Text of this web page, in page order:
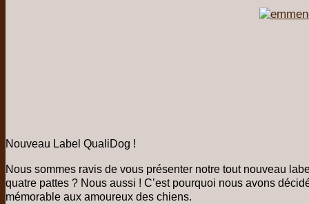
Nouveau Label QualiDog !
Nous sommes ravis de vous présenter notre tout nouveau
quatre pattes ? Nous aussi ! C’est pourquoi nous avons
mémorable aux amoureux des chiens.